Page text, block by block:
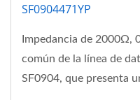
SF0904471YP
Impedancia de 2000Ω,
común de la línea de
SF0904, que presenta